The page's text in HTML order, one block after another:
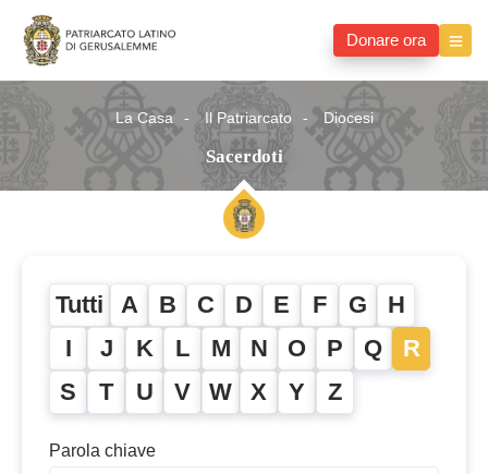
Donare ora
La Casa Il Patriarcato Diocesi
Sacerdoti
Tutti A B C D E F G H
I J K L M N O P Q R
S T U V W X Y Z
Parola chiave